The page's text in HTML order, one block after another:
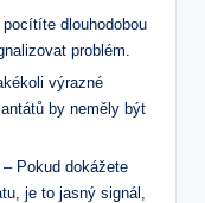
dlouhodobou
problém.
výrazné
by neměly být
– Pokud dokážete
je to jasný signál,